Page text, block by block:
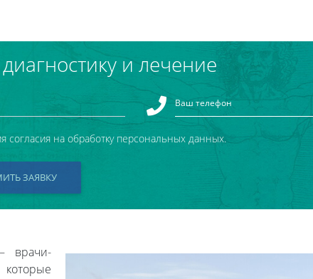
и лечение
на обработку персональных данных.
ЗАЯВКУ
врачи-